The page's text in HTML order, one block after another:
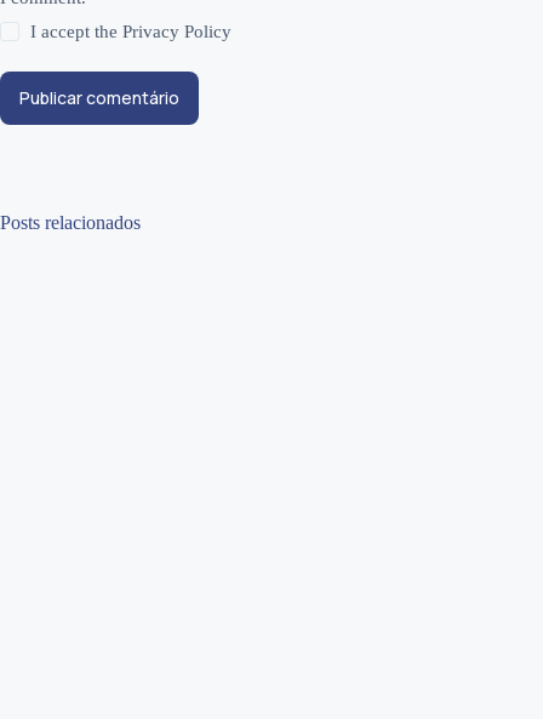
I accept thePrivacy Policy
Publicar comentário
Posts relacionados